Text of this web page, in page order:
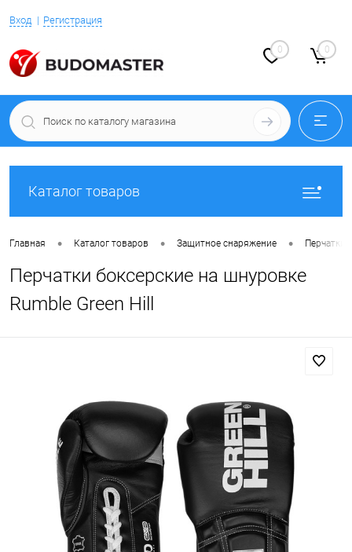
Вход Регистрация
0 0
Каталог товаров
Главная • Каталог товаров • Защитное снаряжение • Перчатки
Перчатки боксерские на шнуровке
Rumble Green Hill